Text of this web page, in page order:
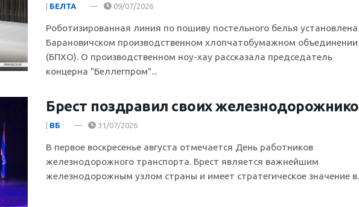
БЕЛТА 09/07/2026
Роботизированная линия по пошиву постельного белья установлена
Барановичском производственном хлопчатобумажном объединении
(БПХО). О производственном ноу-хау рассказала председатель
концерна "Беллегпром"...
Брест поздравил своих
ВБ 31/07/2026
В первое воскресенье августа отмечается День работников
железнодорожного транспорта. Брест является важнейшим
железнодорожным узлом страны и имеет стратегическое значение